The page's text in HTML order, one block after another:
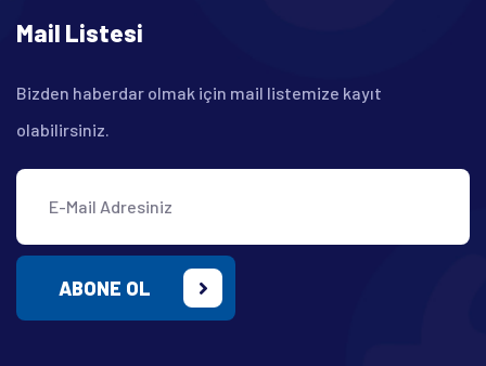
Mail Listesi
Bizden haberdar olmak için mail listemize kayıt
olabilirsiniz.
ABONE OL